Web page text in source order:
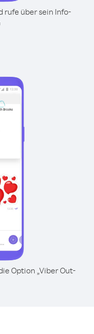
rufe über sein Info-
Option „Viber Out-